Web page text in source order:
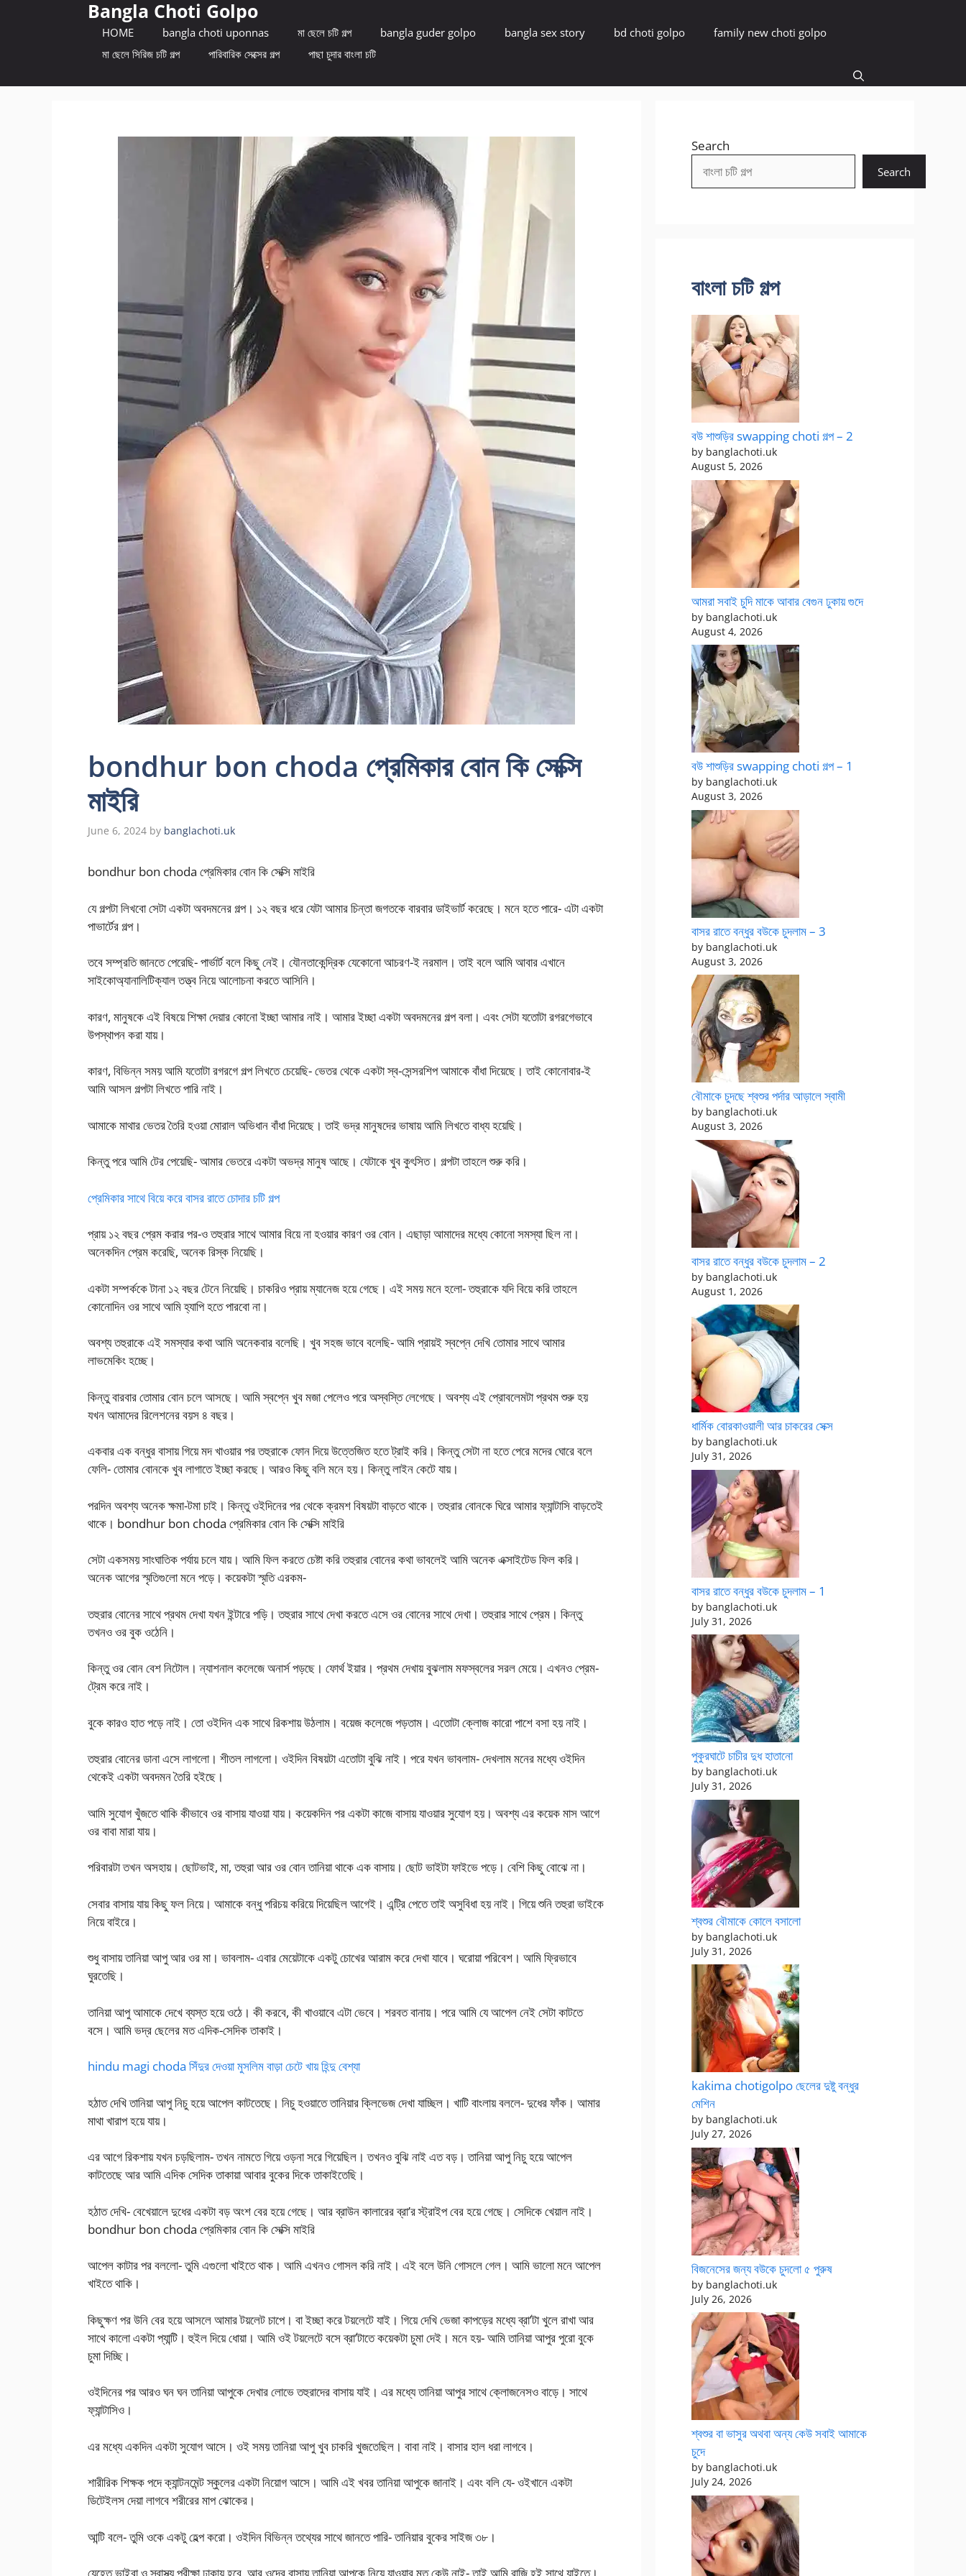
Bangla Choti Golpo
HOME bangla choti uponnas মা ছেলে চটি গল্প bangla guder golpo bangla sex story bd choti golpo
family new choti golpo
মা ছেলে সিরিজ চটি গল্প
পারিবারিক সেক্সের গল্প পাছা চুদার বাংলা চটি
bondhur bon choda প্রেমিকার বোন কি সেক্সি
মাইরি
June 6, 2024 by banglachoti.uk
bondhur bon choda প্রেমিকার বোন কি সেক্সি মাইরি
যে গল্পটা লিখবো সেটা একটা অবদমনের গল্প। ১২ বছর ধরে যেটা আমার চিন্তা জগতকে বারবার ডাইভার্ট করেছে। মনে হতে পারে- এটা একটা
পাভার্টের গল্প।
তবে সম্প্রতি জানতে পেরেছি- পার্ভার্ট বলে কিছু নেই। যৌনতাকেন্দ্রিক যেকোনো আচরণ-ই নরমাল। তাই বলে আমি আবার এখানে
সাইকোঅ্যানালিটিক্যাল তত্ত্ব নিয়ে আলোচনা করতে আসিনি।
কারণ, মানুষকে এই বিষয়ে শিক্ষা দেয়ার কোনো ইচ্ছা আমার নাই। আমার ইচ্ছা একটা অবদমনের গল্প বলা। এবং সেটা যতোটা রগরগেভাবে
উপস্থাপন করা যায়।
কারণ, বিভিন্ন সময় আমি যতোটা রগরগে গল্প লিখতে চেয়েছি- ভেতর থেকে একটা স্ব-সেন্সরশিপ আমাকে বাঁধা দিয়েছে। তাই কোনোবার-ই
আমি আসল গল্পটা লিখতে পারি নাই।
আমাকে মাথার ভেতর তৈরি হওয়া মোরাল অভিধান বাঁধা দিয়েছে। তাই ভদ্র মানুষদের ভাষায় আমি লিখতে বাধ্য হয়েছি।
কিন্তু পরে আমি টের পেয়েছি- আমার ভেতরে একটা অভদ্র মানুষ আছে। যেটাকে খুব কুৎসিত। গল্পটা তাহলে শুরু করি।
প্রেমিকার সাথে বিয়ে করে বাসর রাতে চোদার চটি গল্প
প্রায় ১২ বছর প্রেম করার পর-ও তহুরার সাথে আমার বিয়ে না হওয়ার কারণ ওর বোন। এছাড়া আমাদের মধ্যে কোনো সমস্যা ছিল না।
অনেকদিন প্রেম করেছি, অনেক রিস্ক নিয়েছি।
একটা সম্পর্ককে টানা ১২ বছর টেনে নিয়েছি। চাকরিও প্রায় ম্যানেজ হয়ে গেছে। এই সময় মনে হলো- তহুরাকে যদি বিয়ে করি তাহলে
কোনোদিন ওর সাথে আমি হ্যাপি হতে পারবো না।
অবশ্য তহুরাকে এই সমস্যার কথা আমি অনেকবার বলেছি। খুব সহজ ভাবে বলেছি- আমি প্রায়ই স্বপ্নে দেখি তোমার সাথে আমার
লাভমেকিং হচ্ছে।
কিন্তু বারবার তোমার বোন চলে আসছে। আমি স্বপ্নে খুব মজা পেলেও পরে অস্বস্তি লেগেছে। অবশ্য এই প্রোবলেমটা প্রথম শুরু হয়
যখন আমাদের রিলেশনের বয়স ৪ বছর।
একবার এক বন্ধুর বাসায় গিয়ে মদ খাওয়ার পর তহুরাকে ফোন দিয়ে উত্তেজিত হতে ট্রাই করি। কিন্তু সেটা না হতে পেরে মদের ঘোরে বলে
ফেলি- তোমার বোনকে খুব লাগাতে ইচ্ছা করছে। আরও কিছু বলি মনে হয়। কিন্তু লাইন কেটে যায়।
পরদিন অবশ্য অনেক ক্ষমা-টমা চাই। কিন্তু ওইদিনের পর থেকে ক্রমশ বিষয়টা বাড়তে থাকে। তহুরার বোনকে ঘিরে আমার ফ্যান্টাসি বাড়তেই
থাকে। bondhur bon choda প্রেমিকার বোন কি সেক্সি মাইরি
সেটা একসময় সাংঘাতিক পর্যায় চলে যায়। আমি ফিল করতে চেষ্টা করি তহুরার বোনের কথা ভাবলেই আমি অনেক এক্সাইটেড ফিল করি।
অনেক আগের স্মৃতিগুলো মনে পড়ে। কয়েকটা স্মৃতি এরকম-
তহুরার বোনের সাথে প্রথম দেখা যখন ইন্টারে পড়ি। তহুরার সাথে দেখা করতে এসে ওর বোনের সাথে দেখা। তহুরার সাথে প্রেম। কিন্তু
তখনও ওর বুক ওঠেনি।
কিন্তু ওর বোন বেশ নিটোল। ন্যাশনাল কলেজে অনার্স পড়ছে। ফোর্থ ইয়ার। প্রথম দেখায় বুঝলাম মফস্বলের সরল মেয়ে। এখনও প্রেম-
ট্রেম করে নাই।
বুকে কারও হাত পড়ে নাই। তো ওইদিন এক সাথে রিকশায় উঠলাম। বয়েজ কলেজে পড়তাম। এতোটা ক্লোজ কারো পাশে বসা হয় নাই।
তহুরার বোনের ডানা এসে লাগলো। শীতল লাগলো। ওইদিন বিষয়টা এতোটা বুঝি নাই। পরে যখন ভাবলাম- দেখলাম মনের মধ্যে ওইদিন
থেকেই একটা অবদমন তৈরি হইছে।
আমি সুযোগ খুঁজতে থাকি কীভাবে ওর বাসায় যাওয়া যায়। কয়েকদিন পর একটা কাজে বাসায় যাওয়ার সুযোগ হয়। অবশ্য এর কয়েক মাস আগে
ওর বাবা মারা যায়।
পরিবারটা তখন অসহায়। ছোটভাই, মা, তহুরা আর ওর বোন তানিয়া থাকে এক বাসায়। ছোট ভাইটা ফাইভে পড়ে। বেশি কিছু বোঝে না।
সেবার বাসায় যায় কিছু ফল নিয়ে। আমাকে বন্ধু পরিচয় করিয়ে দিয়েছিল আগেই। এন্ট্রি পেতে তাই অসুবিধা হয় নাই। গিয়ে শুনি তহুরা ভাইকে
নিয়ে বাইরে।
শুধু বাসায় তানিয়া আপু আর ওর মা। ভাবলাম- এবার মেয়েটাকে একটু চোখের আরাম করে দেখা যাবে। ঘরোয়া পরিবেশ। আমি ফ্রিভাবে
ঘুরতেছি।
তানিয়া আপু আমাকে দেখে ব্যস্ত হয়ে ওঠে। কী করবে, কী খাওয়াবে এটা ভেবে। শরবত বানায়। পরে আমি যে আপেল নেই সেটা কাটতে
বসে। আমি ভদ্র ছেলের মত এদিক-সেদিক তাকাই।
hindu magi choda সিঁদুর দেওয়া মুসলিম বাড়া চেটে খায় হিন্দু বেশ্যা
হঠাত দেখি তানিয়া আপু নিচু হয়ে আপেল কাটতেছে। নিচু হওয়াতে তানিয়ার ক্লিভেজ দেখা যাচ্ছিল। খাটি বাংলায় বললে- দুধের ফাঁক। আমার
মাথা খারাপ হয়ে যায়।
এর আগে রিকশায় যখন চড়ছিলাম- তখন নামতে গিয়ে ওড়না সরে গিয়েছিল। তখনও বুঝি নাই এত বড়। তানিয়া আপু নিচু হয়ে আপেল
কাটতেছে আর আমি এদিক সেদিক তাকায়া আবার বুকের দিকে তাকাইতেছি।
হঠাত দেখি- বেখেয়ালে দুধের একটা বড় অংশ বের হয়ে গেছে। আর ব্রাউন কালারের ব্রা’র স্ট্রাইপ বের হয়ে গেছে। সেদিকে খেয়াল নাই।
bondhur bon choda প্রেমিকার বোন কি সেক্সি মাইরি
আপেল কাটার পর বললো- তুমি এগুলো খাইতে থাক। আমি এখনও গোসল করি নাই। এই বলে উনি গোসলে গেল। আমি ভালো মনে আপেল
খাইতে থাকি।
কিছুক্ষণ পর উনি বের হয়ে আসলে আমার টয়লেট চাপে। বা ইচ্ছা করে টয়লেটে যাই। গিয়ে দেখি ভেজা কাপড়ের মধ্যে ব্রা’টা খুলে রাখা আর
সাথে কালো একটা প্যান্টি। হুইল দিয়ে ধোয়া। আমি ওই টয়লেটে বসে ব্রা’টাতে কয়েকটা চুমা দেই। মনে হয়- আমি তানিয়া আপুর পুরো বুকে
চুমা দিচ্ছি।
ওইদিনের পর আরও ঘন ঘন তানিয়া আপুকে দেখার লোভে তহুরাদের বাসায় যাই। এর মধ্যে তানিয়া আপুর সাথে ক্লোজনেসও বাড়ে। সাথে
ফ্যান্টাসিও।
এর মধ্যে একদিন একটা সুযোগ আসে। ওই সময় তানিয়া আপু খুব চাকরি খুজতেছিল। বাবা নাই। বাসার হাল ধরা লাগবে।
শারীরিক শিক্ষক পদে ক্যান্টনমেন্ট স্কুলের একটা নিয়োগ আসে। আমি এই খবর তানিয়া আপুকে জানাই। এবং বলি যে- ওইখানে একটা
ডিটেইলস দেয়া লাগবে শরীরের মাপ ঝোকের।
আন্টি বলে- তুমি ওকে একটু হেল্প করো। ওইদিন বিভিন্ন তথ্যের সাথে জানতে পারি- তানিয়ার বুকের সাইজ ৩৮।
Search
Search
বাংলা চটি গল্প
বউ শাশুড়ির swapping choti গল্প – 2
by banglachoti.uk
August 5, 2026
আমরা সবাই চুদি মাকে আবার বেগুন ঢুকায় গুদে
by banglachoti.uk
August 4, 2026
বউ শাশুড়ির swapping choti গল্প – 1
by banglachoti.uk
August 3, 2026
বাসর রাতে বন্ধুর বউকে চুদলাম – 3
by banglachoti.uk
August 3, 2026
বৌমাকে চুদছে শ্বশুর পর্দার আড়ালে স্বামী
by banglachoti.uk
August 3, 2026
বাসর রাতে বন্ধুর বউকে চুদলাম – 2
by banglachoti.uk
August 1, 2026
ধার্মিক বোরকাওয়ালী আর চাকরের সেক্স
by banglachoti.uk
July 31, 2026
বাসর রাতে বন্ধুর বউকে চুদলাম – 1
by banglachoti.uk
July 31, 2026
পুকুরঘাটে চাচীর দুধ হাতানো
by banglachoti.uk
July 31, 2026
শ্বশুর বৌমাকে কোলে বসালো
by banglachoti.uk
July 31, 2026
kakima chotigolpo ছেলের দুষ্টু বন্ধুর
মেশিন
by banglachoti.uk
July 27, 2026
বিজনেসের জন্য বউকে চুদলো ৫ পুরুষ
by banglachoti.uk
July 26, 2026
শ্বশুর বা ভাসুর অথবা অন্য কেউ সবাই আমাকে
চুদে
by banglachoti.uk
July 24, 2026